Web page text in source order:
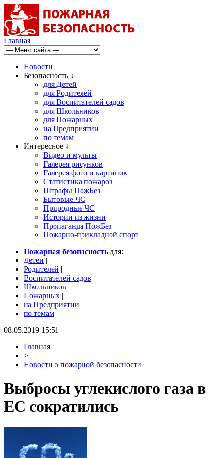
Главная
Новости
Безопасность ↓
для Детей
для Родителей
для Воспитателей садов
для Школьников
для Пожарных
на Предприятии
по темам
Интересное ↓
Видео и мульты
Галерея рисунков
Галерея фото и картинок
Статистика пожаров
Штрафы ПожБез
Бытовые ЧС
Природные ЧС
Истории из жизни
Пропаганда ПожБез
Пожарно-прикладной спорт
Пожарная безопасность для:
Детей |
Родителей |
Воспитателей садов |
Школьников |
Пожарных |
на Предприятии |
по темам
08.05.2019 15:51
Главная
>
Новости о пожарной безопасности
Выбросы углекислого газа в
ЕС сократились